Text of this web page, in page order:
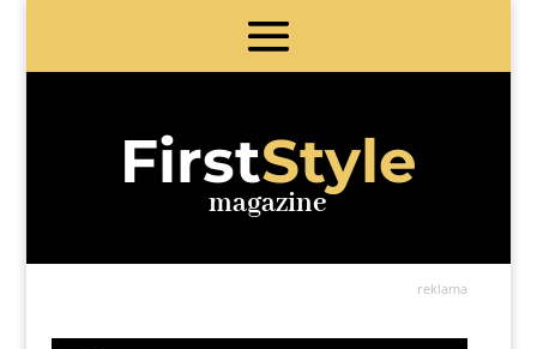
FirstStyle
magazine
reklama